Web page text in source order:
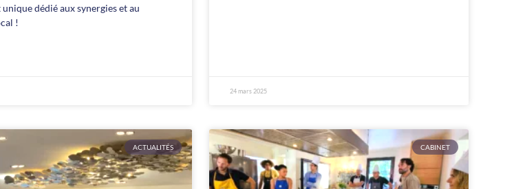
dédié aux synergies et au
!
24 mars 2025
ACTUALITÉS CABINET